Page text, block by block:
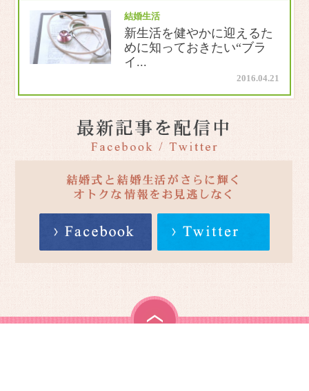
結婚生活
新生活を健やかに迎えるた
めに知っておきたい“ブラ
イ...
2016.04.21